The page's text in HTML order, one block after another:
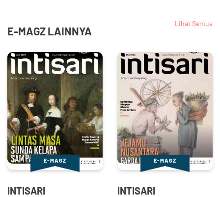
E-MAGZ LAINNYA
Lihat Semua
E-MAGZ
INTISARI
E-MAGZ
INTISARI